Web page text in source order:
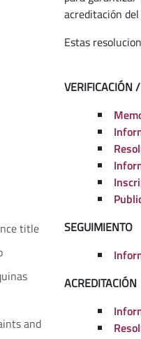
title
and
acreditación
Estas
VERIFICACIÓN
SEGUIMIENTO
ACREDITACIÓN